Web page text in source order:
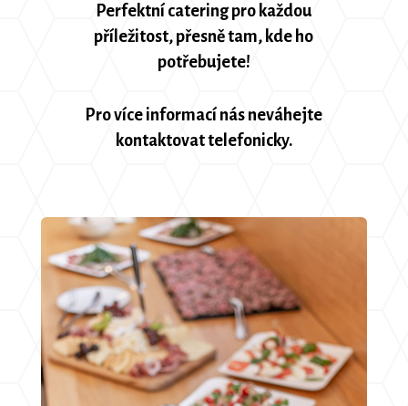
Perfektní catering pro každou
příležitost, přesně tam, kde ho
potřebujete!
Pro více informací nás neváhejte
kontaktovat telefonicky.